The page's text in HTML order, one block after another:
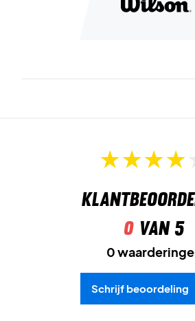
0van 5
0
Schrijf beoordeling